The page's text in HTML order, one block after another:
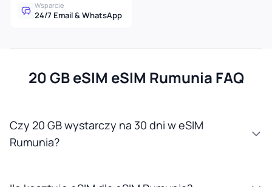
Wsparcie
24/7 Email & WhatsApp
20 GB eSIM eSIM Rumunia FAQ
Czy 20 GB wystarczy na 30 dni w eSIM
Rumunia?